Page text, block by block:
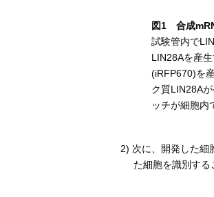
図1 合成
試験管内で
LIN28Aを産
(iRFP670)を
ク質LIN28A
ッチが細胞内
2) 次に、開発した細
た細胞を識別する